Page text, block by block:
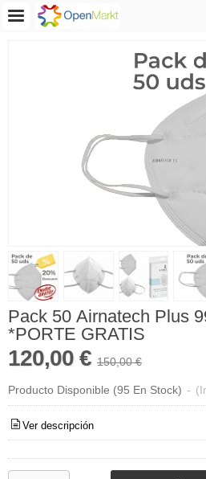
Pack 50 Airnatech Plus
*PORTE GRATIS
120,00 € 150,00 €
Producto Disponible (95 En Stock) -
Ver descripción